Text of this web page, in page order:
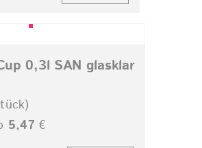
0,3l SAN glasklar
5,47 €